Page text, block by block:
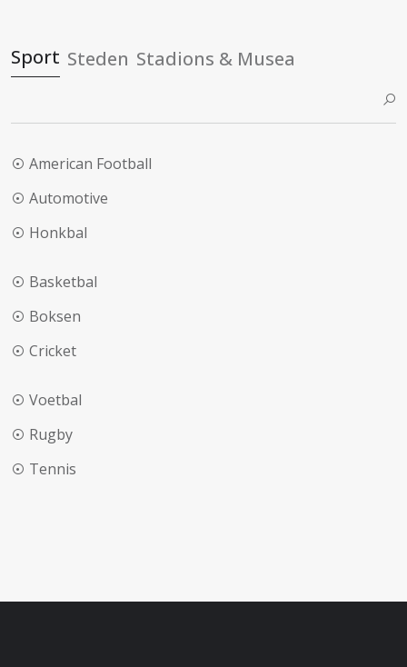
Sport Steden Stadions & Musea
American Football
Automotive
Honkbal
Basketbal
Boksen
Cricket
Voetbal
Rugby
Tennis